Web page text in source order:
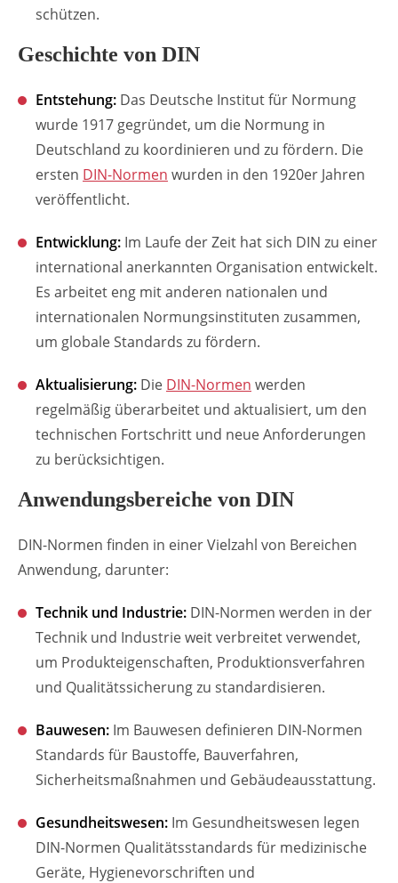
schützen.
Geschichte von DIN
Entstehung: Das Deutsche Institut für Normung
wurde 1917 gegründet, um die Normung in
Deutschland zu koordinieren und zu fördern. Die
ersten DIN-Normen wurden in den 1920er Jahren
veröffentlicht.
Entwicklung: Im Laufe der Zeit hat sich DIN zu einer
international anerkannten Organisation entwickelt.
Es arbeitet eng mit anderen nationalen und
internationalen Normungsinstituten zusammen,
um globale Standards zu fördern.
Aktualisierung: Die DIN-Normen werden
regelmäßig überarbeitet und aktualisiert, um den
technischen Fortschritt und neue Anforderungen
zu berücksichtigen.
Anwendungsbereiche von DIN
DIN-Normen finden in einer Vielzahl von Bereichen
Anwendung, darunter:
Technik und Industrie: DIN-Normen werden in der
Technik und Industrie weit verbreitet verwendet,
um Produkteigenschaften, Produktionsverfahren
und Qualitätssicherung zu standardisieren.
Bauwesen: Im Bauwesen definieren DIN-Normen
Standards für Baustoffe, Bauverfahren,
Sicherheitsmaßnahmen und Gebäudeausstattung.
Gesundheitswesen: Im Gesundheitswesen legen
DIN-Normen Qualitätsstandards für medizinische
Geräte, Hygienevorschriften und